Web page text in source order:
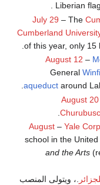
Liberian
July 29 – The
Cumberland
of this year, only 15
August 12 –
General
aqueductaround
August 20
August– Yale
school in the
and the Arts
.، ويتولى المنصب